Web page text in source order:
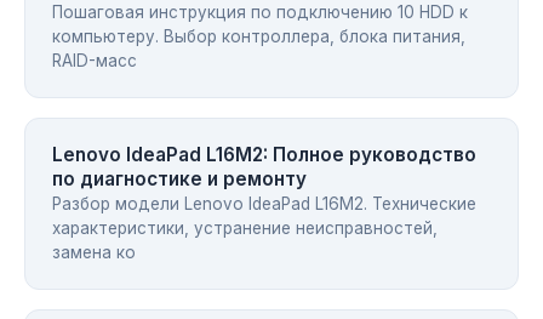
Пошаговая инструкция по подключению 10 HDD к
компьютеру. Выбор контроллера, блока питания,
RAID-масс
Lenovo IdeaPad L16M2: Полное руководство
по диагностике и ремонту
Разбор модели Lenovo IdeaPad L16M2. Технические
характеристики, устранение неисправностей,
замена ко